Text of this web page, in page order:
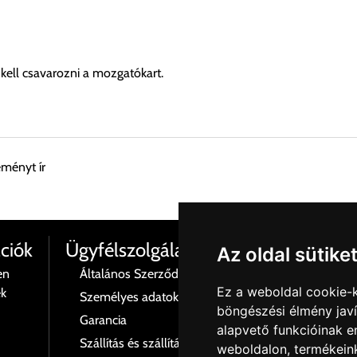
Az oldal
Ez a weboldal
böngészési élmény
alapvető funkcióinak
weboldalon,
csavarozni a mozgatókart.
átvenni Budapesti Cégcsoportunk Stúdiójában előre
több lehetőséget ajánl fel a program. Kérjük, a
nem ajánl fel szállítási költséget, úgy válassza a 0.-
ír
Ügyfélszolgálat
Általános Szerződési Feltételek
Személyes adatok és azok kezelése
Garancia
Szállítás és szállítási költségek